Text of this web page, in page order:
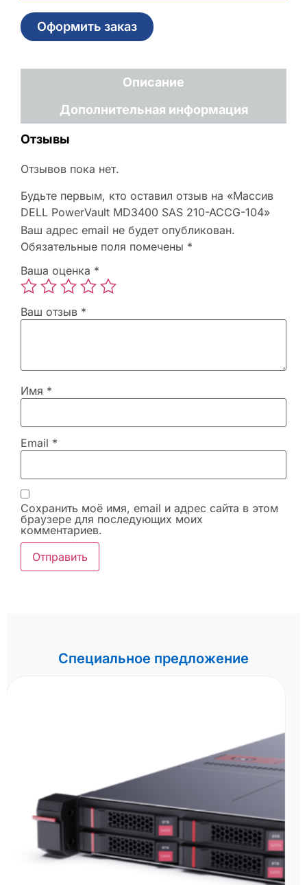
Оформить заказ
Описание
Дополнительная информация
Отзывы
Отзывов пока нет.
Будьте первым, кто оставил отзыв на «Массив
DELL PowerVault MD3400 SAS 210-ACCG-104»
Ваш адрес email не будет опубликован.
Обязательные поля помечены *
Ваша оценка *
Ваш отзыв *
Имя *
Email *
Сохранить моё имя, email и адрес сайта в этом
браузере для последующих моих
комментариев.
Специальное предложение
СХД HPE MSA 2060 R0Q73A - 16Gb FC
LFF
Два контроллера 16Gb FC, большой форм-фактор